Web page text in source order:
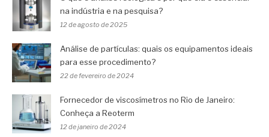
na indústria e na pesquisa?
12 de agosto de 2025
Análise de partículas: quais os equipamentos ideais
para esse procedimento?
22 de fevereiro de 2024
Fornecedor de viscosímetros no Rio de Janeiro:
Conheça a Reoterm
12 de janeiro de 2024